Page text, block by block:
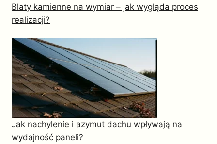
Blaty kamienne na wymiar – jak wygląda proces
realizacji?
Jak nachylenie i azymut dachu wpływają na
wydajność paneli?